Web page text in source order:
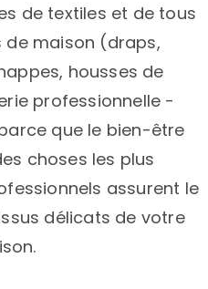
de textiles et de tous
de maison (draps,
housses de
professionnelle -
que le bien-être
choses les plus
assurent le
délicats de votre